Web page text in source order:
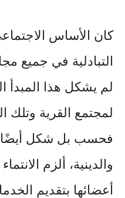
كان الأساس
التبادلية في جميع
لم يشكل هذا المبدأ
لمجتمع القرية وتلك
فحسب بل شكل أيضًا
والدينية، ألزم
أعضائها بتقديم